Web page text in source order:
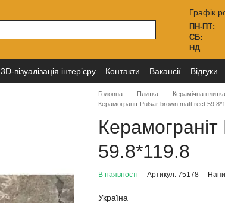
Графік
ПН-ПТ:
СБ:
НД
3D-візуалізація інтер’єру Контакти Вакансії Відгуки
Головна Плитка Керамічна
Керамограніт Pulsar brown matt rect
59.8*119.8
В наявності Артикул: 75178
Україна